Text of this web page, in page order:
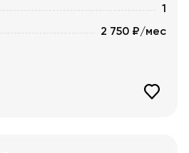
1
2 750 ₽/мес